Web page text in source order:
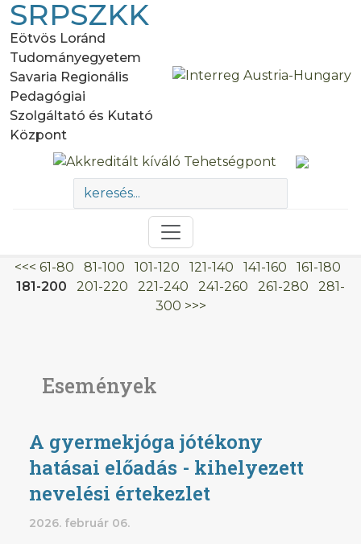
SRPSZKK
Eötvös Loránd
Tudományegyetem
Savaria Regionális
Pedagógiai
Szolgáltató és Kutató
Központ
Események
A gyermekjóga jótékony
hatásai előadás - kihelyezett
nevelési értekezlet
2026. február 06.
<<< 61-80 81-100 101-120 121-140 141-160
161-180
181-200
201-220 221-240 241-260 261-280
281-
300 >>>